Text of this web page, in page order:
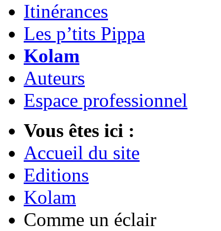
Itinérances
Les p’tits Pippa
Kolam
Auteurs
Espace professionnel
Vous êtes ici :
Accueil du site
Editions
Kolam
Comme un éclair